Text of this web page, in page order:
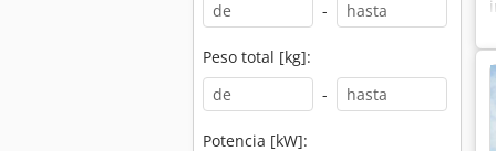
-
Peso total [kg]:
-
Potencia [kW]: